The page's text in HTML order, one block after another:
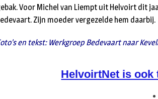
Voor Michel van Liempt uit Helvoirt dit
Zijn moeder vergezelde hem daarbij.
en tekst: Werkgroep Bedevaart naar
HelvoirtNet is ook